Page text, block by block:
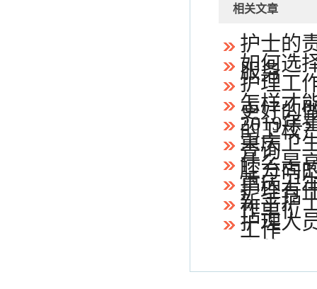
相关文章
护士的
服务
如何选
护理工
更好的
怎样才
的卫校
2019年
查询
重庆卫
腔方向
什么是
护理有
重庆卫
作单位
新手护
工作
护理人